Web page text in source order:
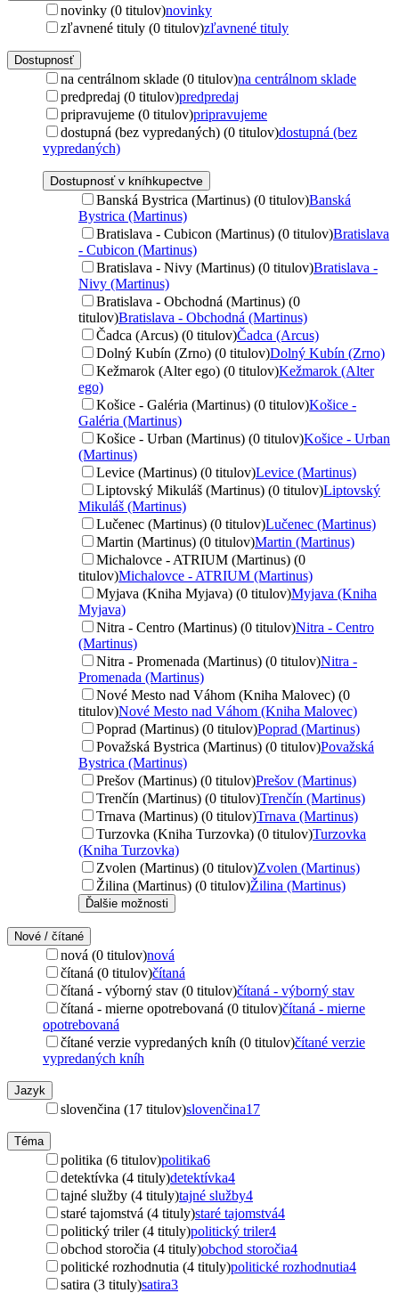
novinky (0 titulov)novinky
zľavnené tituly (0 titulov)zľavnené tituly
Dostupnosť
na centrálnom sklade (0 titulov)na centrálnom sklade
predpredaj (0 titulov)predpredaj
pripravujeme (0 titulov)pripravujeme
dostupná (bez vypredaných) (0 titulov)dostupná (bez
vypredaných)
Dostupnosť v kníhkupectve
Banská Bystrica (Martinus) (0 titulov)Banská
Bystrica (Martinus)
Bratislava - Cubicon (Martinus) (0 titulov)Bratislava
- Cubicon (Martinus)
Bratislava - Nivy (Martinus) (0 titulov)Bratislava -
Nivy (Martinus)
Bratislava - Obchodná (Martinus) (0
titulov)Bratislava - Obchodná (Martinus)
Čadca (Arcus) (0 titulov)Čadca (Arcus)
Dolný Kubín (Zrno) (0 titulov)Dolný Kubín (Zrno)
Kežmarok (Alter ego) (0 titulov)Kežmarok (Alter
ego)
Košice - Galéria (Martinus) (0 titulov)Košice -
Galéria (Martinus)
Košice - Urban (Martinus) (0 titulov)Košice - Urban
(Martinus)
Levice (Martinus) (0 titulov)Levice (Martinus)
Liptovský Mikuláš (Martinus) (0 titulov)Liptovský
Mikuláš (Martinus)
Lučenec (Martinus) (0 titulov)Lučenec (Martinus)
Martin (Martinus) (0 titulov)Martin (Martinus)
Michalovce - ATRIUM (Martinus) (0
titulov)Michalovce - ATRIUM (Martinus)
Myjava (Kniha Myjava) (0 titulov)Myjava (Kniha
Myjava)
Nitra - Centro (Martinus) (0 titulov)Nitra - Centro
(Martinus)
Nitra - Promenada (Martinus) (0 titulov)Nitra -
Promenada (Martinus)
Nové Mesto nad Váhom (Kniha Malovec) (0
titulov)Nové Mesto nad Váhom (Kniha Malovec)
Poprad (Martinus) (0 titulov)Poprad (Martinus)
Považská Bystrica (Martinus) (0 titulov)Považská
Bystrica (Martinus)
Prešov (Martinus) (0 titulov)Prešov (Martinus)
Trenčín (Martinus) (0 titulov)Trenčín (Martinus)
Trnava (Martinus) (0 titulov)Trnava (Martinus)
Turzovka (Kniha Turzovka) (0 titulov)Turzovka
(Kniha Turzovka)
Zvolen (Martinus) (0 titulov)Zvolen (Martinus)
Žilina (Martinus) (0 titulov)Žilina (Martinus)
Ďalšie možnosti
Nové / čítané
nová (0 titulov)nová
čítaná (0 titulov)čítaná
čítaná - výborný stav (0 titulov)čítaná - výborný stav
čítaná - mierne opotrebovaná (0 titulov)čítaná - mierne
opotrebovaná
čítané verzie vypredaných kníh (0 titulov)čítané verzie
vypredaných kníh
Jazyk
slovenčina (17 titulov)slovenčina17
Téma
politika (6 titulov)politika6
detektívka (4 tituly)detektívka4
tajné služby (4 tituly)tajné služby4
staré tajomstvá (4 tituly)staré tajomstvá4
politický triler (4 tituly)politický triler4
obchod storočia (4 tituly)obchod storočia4
politické rozhodnutia (4 tituly)politické rozhodnutia4
satira (3 tituly)satira3